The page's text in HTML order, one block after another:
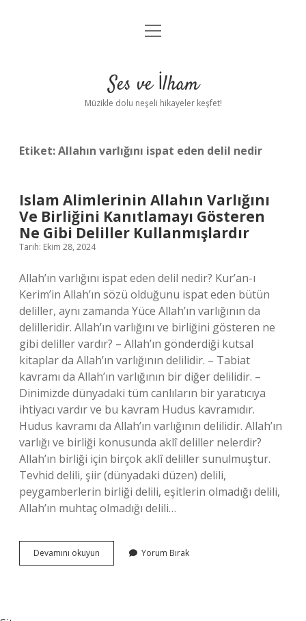
Anasayfa
Yasal Uyarı
menüyü
Ses ve İlham
Müzikle dolu neşeli hikayeler keşfet!
Etiket:Allahın varlığını ispat eden delil nedir
Islam Alimlerinin Allahın Varlığını
Ve Birliğini Kanıtlamayı Gösteren
Ne Gibi Deliller Kullanmışlardır
Tarih: Ekim 28, 2024
Allah’ın varlığını ispat eden delil nedir? Kur’an-ı
Kerim’in Allah’ın sözü olduğunu ispat eden bütün
deliller, aynı zamanda Yüce Allah’ın varlığının da
delilleridir. Allah’ın varlığını ve birliğini gösteren ne
gibi deliller vardır? – Allah’ın gönderdiği kutsal
kitaplar da Allah’ın varlığının delilidir. – Tabiat
kavramı da Allah’ın varlığının bir diğer delilidir. –
Dinimizde dünyadaki tüm canlıların bir yaratıcıya
ihtiyacı vardır ve bu kavram Hudus kavramıdır.
Hudus kavramı da Allah’ın varlığının delilidir. Allah’ın
varlığı ve birliği konusunda aklî deliller nelerdir?
Allah’ın birliği için birçok aklî deliller sunulmuştur.
Tevhid delili, şiir (dünyadaki düzen) delili,
peygamberlerin birliği delili, eşitlerin olmadığı delili,
Allah’ın muhtaç olmadığı delili…
Devamını okuyun
Alimlerinin
Yorum Bırak